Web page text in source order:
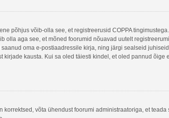
põhjus võib-olla see, et registreerusid COPPA
aga see, et mõned foorumid nõuavad uutelt
oma e-postiaadressile kirja, ning järgi sealseid
kausta. Kui sa oled täiesti kindel, et oled pannud õige
võta ühendust foorumi administraatoriga, et teada